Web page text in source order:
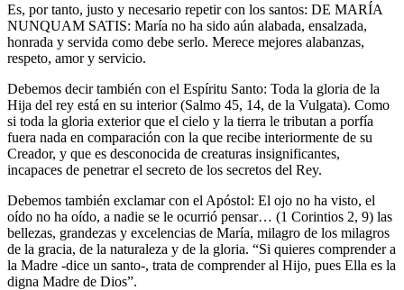
Es, por tanto, justo y necesario repetir con los santos: DE MARÍA
NUNQUAM SATIS: María no ha sido aún alabada, ensalzada,
honrada y servida como debe serlo. Merece mejores alabanzas,
respeto, amor y servicio.
Debemos decir también con el Espíritu Santo: Toda la gloria de la
Hija del rey está en su interior (Salmo 45, 14, de la Vulgata). Como
si toda la gloria exterior que el cielo y la tierra le tributan a porfía
fuera nada en comparación con la que recibe interiormente de su
Creador, y que es desconocida de creaturas insignificantes,
incapaces de penetrar el secreto de los secretos del Rey.
Debemos también exclamar con el Apóstol: El ojo no ha visto, el
oído no ha oído, a nadie se le ocurrió pensar… (1 Corintios 2, 9) las
bellezas, grandezas y excelencias de María, milagro de los milagros
de la gracia, de la naturaleza y de la gloria. “Si quieres comprender a
la Madre -dice un santo-, trata de comprender al Hijo, pues Ella es la
digna Madre de Dios”.